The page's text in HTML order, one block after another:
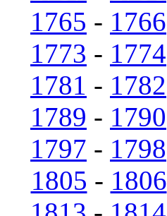
1765 - 1766
1773 - 1774
1781 - 1782
1789 - 1790
1797 - 1798
1805 - 1806